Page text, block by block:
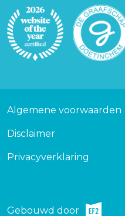
Afbeelding Afbeelding
Voet
Algemene voorwaarden
Disclaimer
Privacyverklaring
Gebouwd door